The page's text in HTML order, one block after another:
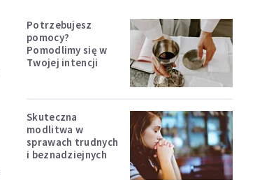
Potrzebujesz
pomocy?
Pomodlimy się w
Twojej intencji
Skuteczna
modlitwa w
sprawach trudnych
i beznadziejnych